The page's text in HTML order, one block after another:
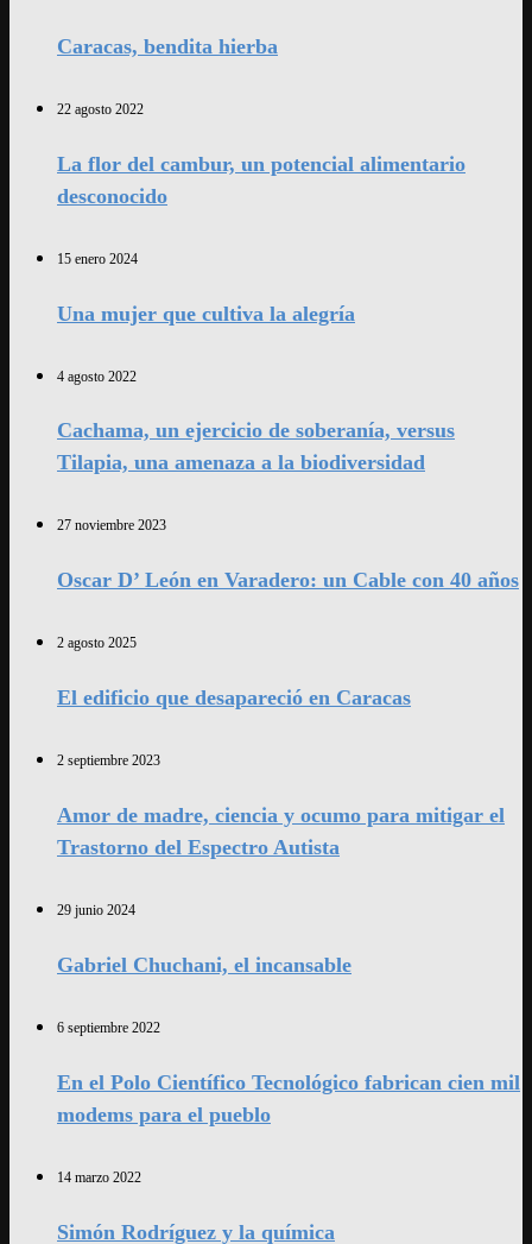
Caracas, bendita hierba
22 agosto 2022
La flor del cambur, un potencial alimentario
desconocido
15 enero 2024
Una mujer que cultiva la alegría
4 agosto 2022
Cachama, un ejercicio de soberanía, versus
Tilapia, una amenaza a la biodiversidad
27 noviembre 2023
Oscar D’ León en Varadero: un Cable con 40 años
2 agosto 2025
El edificio que desapareció en Caracas
2 septiembre 2023
Amor de madre, ciencia y ocumo para mitigar el
Trastorno del Espectro Autista
29 junio 2024
Gabriel Chuchani, el incansable
6 septiembre 2022
En el Polo Científico Tecnológico fabrican cien mil
modems para el pueblo
14 marzo 2022
Simón Rodríguez y la química